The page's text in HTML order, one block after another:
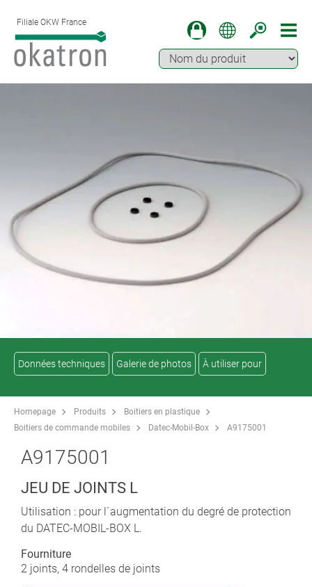
Filiale OKW France
Données techniques Galerie de photos À utiliser pour
Homepage Produits
Boitiers en plastique
Boitiers de commande mobiles
Datec-Mobil-Box A9175001
A9175001
JEU DE JOINTS L
Utilisation : pour l´augmentation du degré de protection
du DATEC-MOBIL-BOX L.
Fourniture
2 joints, 4 rondelles de joints